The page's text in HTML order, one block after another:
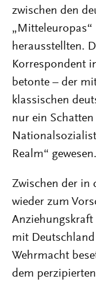
zwischen den
„Mitteleuropas“
herausstellten.
Korrespondent
betonte – der
klassischen
nur ein
Realm“ gewesen.
Zwischen der in
wieder zum
mit
Wehrmacht
dem